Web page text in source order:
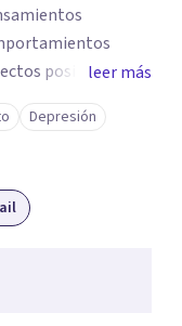
positivos,
objetivos son los
buscas, siendo
y por ello
evaluación para
como
leer más
Depresión